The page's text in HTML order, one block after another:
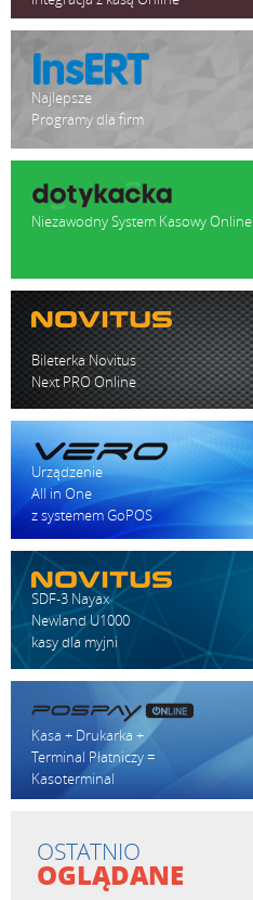
Najlepsze
Programy dla firm
Niezawodny System Kasowy Online
Bileterka Novitus
Next PRO Online
Urządzenie
All in One
z systemem GoPOS
SDF-3 Nayax
Newland U1000
kasy dla myjni
Kasa + Drukarka +
Terminal Płatniczy =
Kasoterminal
OSTATNIO
OGLĄDANE